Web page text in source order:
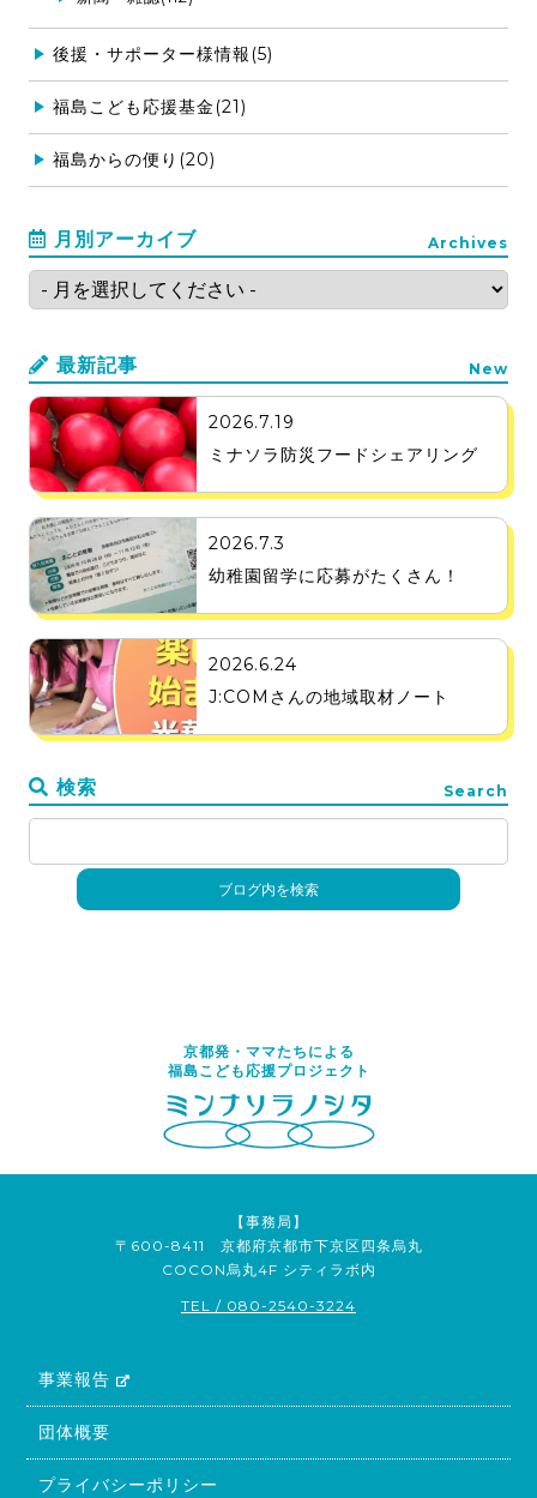
後援・サポーター様情報(5)
福島こども応援基金(21)
福島からの便り(20)
月別アーカイブ Archives
最新記事 New
2026.7.19
ミナソラ防災フードシェアリング
2026.7.3
幼稚園留学に応募がたくさん！
2026.6.24
J:COMさんの地域取材ノート
検索 Search
京都発・ママたちによる
福島こども応援プロジェクト
【事務局】
〒600-8411 京都府京都市下京区四条烏丸
COCON烏丸4F シティラボ内
TEL / 080-2540-3224
事業報告
団体概要
プライバシーポリシー